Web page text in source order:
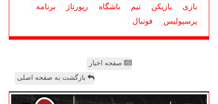
بازی بازیكن تیم باشگاه رپورتاژ
برنامه
پرسپولیس
فوتبال
صفحه اخبار
بازگشت به صفحه اصلی